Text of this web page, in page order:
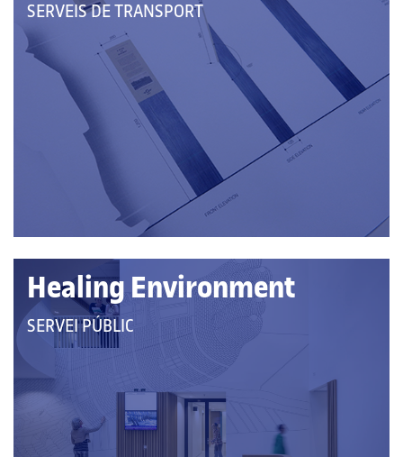
QUE
PERTANY
A
CATEGORIES:
SERVEIS DE TRANSPORT
Healing Environment
QUE
PERTANY
A
CATEGORIES:
SERVEI PÚBLIC